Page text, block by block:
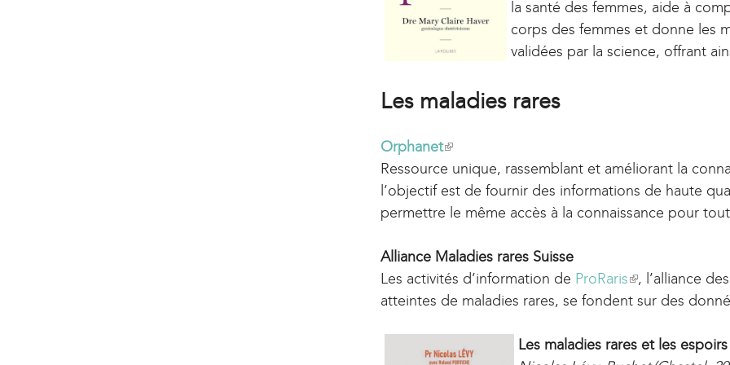
la santé des femmes, aide à
corps des femmes et donne les
validées par la science, offrant
Les maladies rares
Orphanet(
l
i
n
i
s
e
Ressource unique, rassemblant et améliorant la
l’objectif est de fournir des informations de haute
permettre le même accès à la connaissance pour
Alliance Maladies rares Suisse
Les activités d’information de ProRaris(
l
n
, l’alliance
atteintes de maladies rares, se fondent sur des
Les maladies rares et les